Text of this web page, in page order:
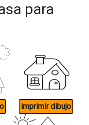
para